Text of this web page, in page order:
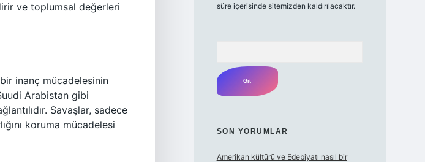
ve toplumsal değerleri
bir inanç mücadelesinin
Arabistan gibi
Savaşlar, sadece
koruma mücadelesi
süre içerisinde sitemizden kaldırılacaktır.
SON YORUMLAR
Amerikan kültürü ve Edebiyatı nasıl bir